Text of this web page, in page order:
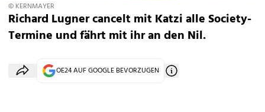
© KERNMAYER
Richard Lugner cancelt mit Katzi alle Society-
Termine und fährt mit ihr an den Nil.
OE24 AUF GOOGLE BEVORZUGEN